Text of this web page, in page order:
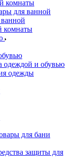
комнаты
для ванной
комнаты
одеждой и обувью
одежды
для бани
защиты для